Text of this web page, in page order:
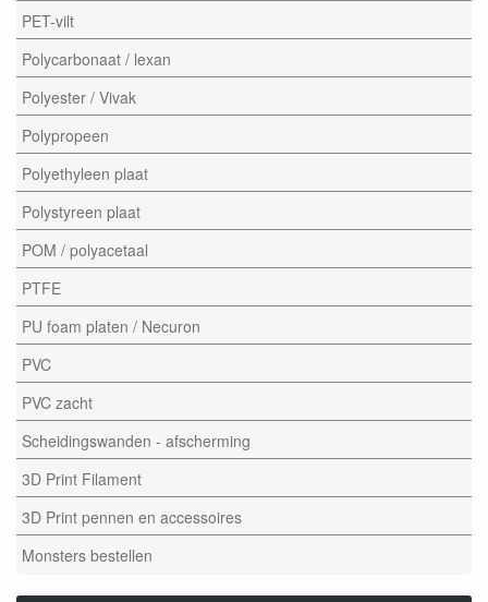
PET-vilt
Polycarbonaat / lexan
Polyester / Vivak
Polypropeen
Polyethyleen plaat
Polystyreen plaat
POM / polyacetaal
PTFE
PU foam platen / Necuron
PVC
PVC zacht
Scheidingswanden - afscherming
3D Print Filament
3D Print pennen en accessoires
Monsters bestellen